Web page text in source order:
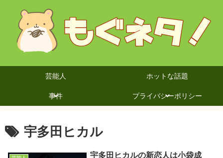
芸能人 ホットな話題
事件 プライバシーポリシー
宇多田ヒカル
宇多田ヒカルの新恋人は小袋成